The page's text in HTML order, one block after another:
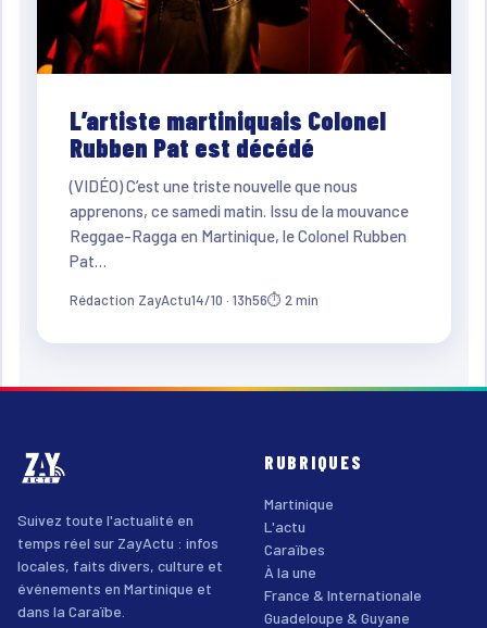
L’artiste martiniquais Colonel
Rubben Pat est décédé
(VIDÉO) C’est une triste nouvelle que nous
apprenons, ce samedi matin. Issu de la mouvance
Reggae-Ragga en Martinique, le Colonel Rubben
Pat…
Rédaction ZayActu14/10 · 13h56⏱ 2 min
Suivez toute l'actualité en
temps réel sur ZayActu : infos
locales, faits divers, culture et
événements en Martinique et
dans la Caraïbe.
RUBRIQUES
Martinique
L'actu
Caraïbes
À la une
France & Internationale
Guadeloupe & Guyane